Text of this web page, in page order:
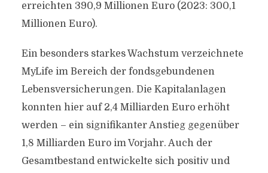
erreichten 390,9 Millionen Euro (2023: 300,1
Millionen Euro).
Ein besonders starkes Wachstum verzeichnete
MyLife im Bereich der fondsgebundenen
Lebensversicherungen. Die Kapitalanlagen
konnten hier auf 2,4 Milliarden Euro erhöht
werden – ein signifikanter Anstieg gegenüber
1,8 Milliarden Euro im Vorjahr. Auch der
Gesamtbestand entwickelte sich positiv und